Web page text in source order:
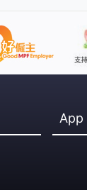
App